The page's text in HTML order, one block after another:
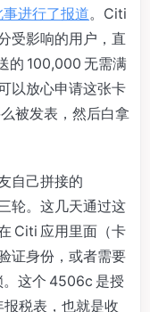
进行了报道。Citi
受影响的用户，直
的 100,000 无需满
以放心申请这张卡
被发表，然后白拿
自己拼接的
轮。这几天通过这
Citi 应用里面（卡
证身份，或者需要
这个 4506c 是授
税表，也就是收